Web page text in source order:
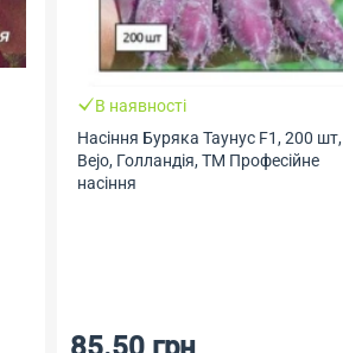
В наявності
Насіння Буряка Таунус F1, 200 шт,
Bejo, Голландія, ТМ Професійне
насіння